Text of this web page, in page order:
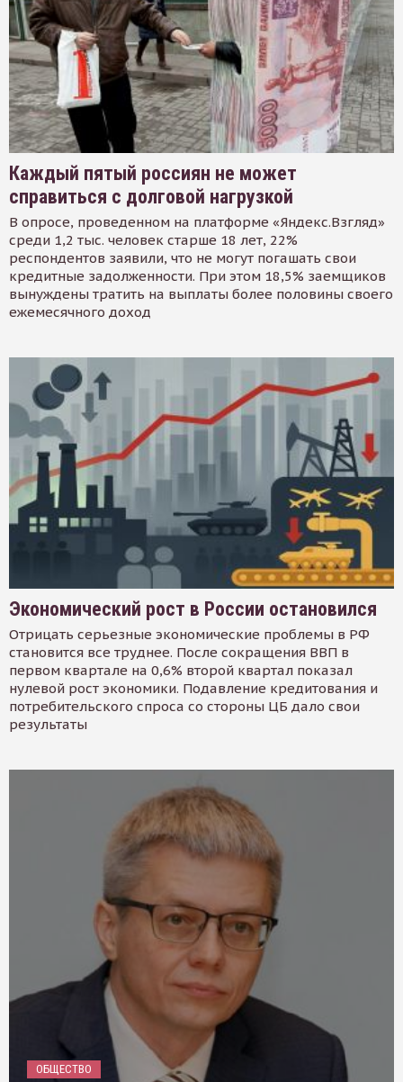
Каждый пятый россиян не может
справиться с долговой нагрузкой
В опросе, проведенном на платформе «Яндекс.Взгляд»
среди 1,2 тыс. человек старше 18 лет, 22%
респондентов заявили, что не могут погашать свои
кредитные задолженности. При этом 18,5% заемщиков
вынуждены тратить на выплаты более половины своего
ежемесячного доход
Экономический рост в России остановился
Отрицать серьезные экономические проблемы в РФ
становится все труднее. После сокращения ВВП в
первом квартале на 0,6% второй квартал показал
нулевой рост экономики. Подавление кредитования и
потребительского спроса со стороны ЦБ дало свои
результаты
ОБЩЕСТВО